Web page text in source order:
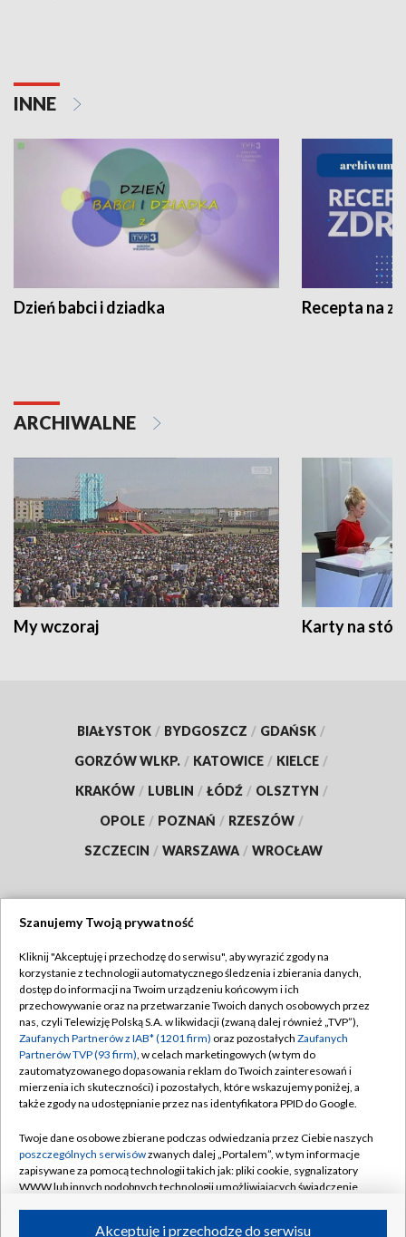
INNE
Dzień babci i dziadka Recepta na
ARCHIWALNE
My wczoraj Karty na
BIAŁYSTOK / BYDGOSZCZ / GDAŃSK /
GORZÓW WLKP. / KATOWICE / KIELCE /
KRAKÓW / LUBLIN / ŁÓDŹ / OLSZTYN /
OPOLE / POZNAŃ / RZESZÓW /
SZCZECIN / WARSZAWA / WROCŁAW
TVP
Abonament TVP
Emisja w TVP
Centrum informacji TVP
Naziemna Telewizja Cyfrowa
Rada Programowa
System NOS
Informacje o nadawcy
Regulamin TVP
Polityka prywatności
Moje zgody
Pomoc
Kontakt
Kanały
Szanujemy Twoją prywatność
Kliknij "Akceptuję i przechodzę do serwisu", aby wyrazić zgody na
korzystanie z technologii automatycznego śledzenia i zbierania danych,
dostęp do informacji na Twoim urządzeniu końcowym i ich
przechowywanie oraz na przetwarzanie Twoich danych osobowych przez
nas, czyli Telewizję Polską S.A. w likwidacji (zwaną dalej również „TVP”),
Zaufanych Partnerów z IAB* (1201 firm) oraz pozostałych Zaufanych
Partnerów TVP (93 firm), w celach marketingowych (w tym do
zautomatyzowanego dopasowania reklam do Twoich zainteresowań i
mierzenia ich skuteczności) i pozostałych, które wskazujemy poniżej, a
także zgody na udostępnianie przez nas identyfikatora PPID do Google.
Twoje dane osobowe zbierane podczas odwiedzania przez Ciebie naszych
poszczególnych serwisówzwanych dalej „Portalem”, w tym informacje
zapisywane za pomocą technologii takich jak: pliki cookie, sygnalizatory
WWW lub innych podobnych technologii umożliwiających świadczenie
Akceptuję i przechodzę do serwisu